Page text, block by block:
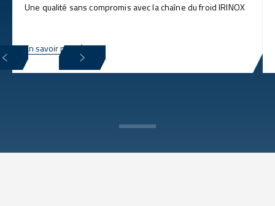
Une qualité sans compromis avec la chaîne du froid IRINOX
En savoir plus